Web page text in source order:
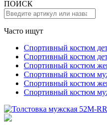
ПОИСК
Часто ищут
Спортивный костюм
Спортивный костюм
Спортивный костюм
Спортивный костюм
Спортивный костюм
Спортивный костюм